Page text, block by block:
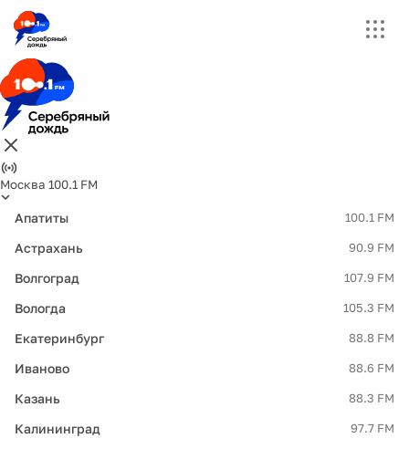
Москва 100.1 FM
Апатиты 100.1 FM
Астрахань 90.9 FM
Волгоград 107.9 FM
Вологда 105.3 FM
Екатеринбург 88.8 FM
Иваново 88.6 FM
Казань 88.3 FM
Калининград 97.7 FM